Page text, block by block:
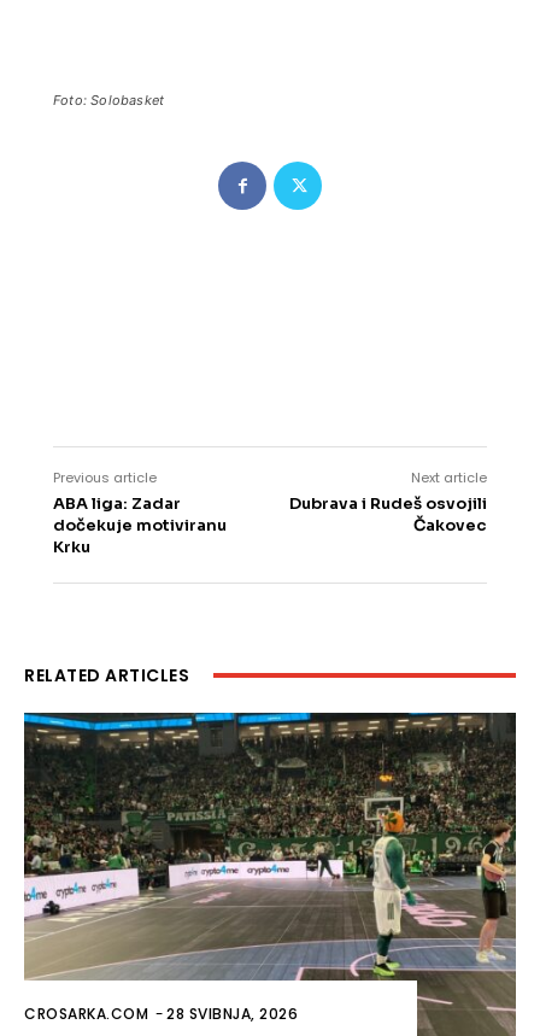
Foto: Solobasket
Previous article
ABA liga: Zadar
dočekuje motiviranu
Krku
Next article
Dubrava i Rudeš osvojili
Čakovec
RELATED ARTICLES
CROSARKA.COM -28 SVIBNJA, 2026